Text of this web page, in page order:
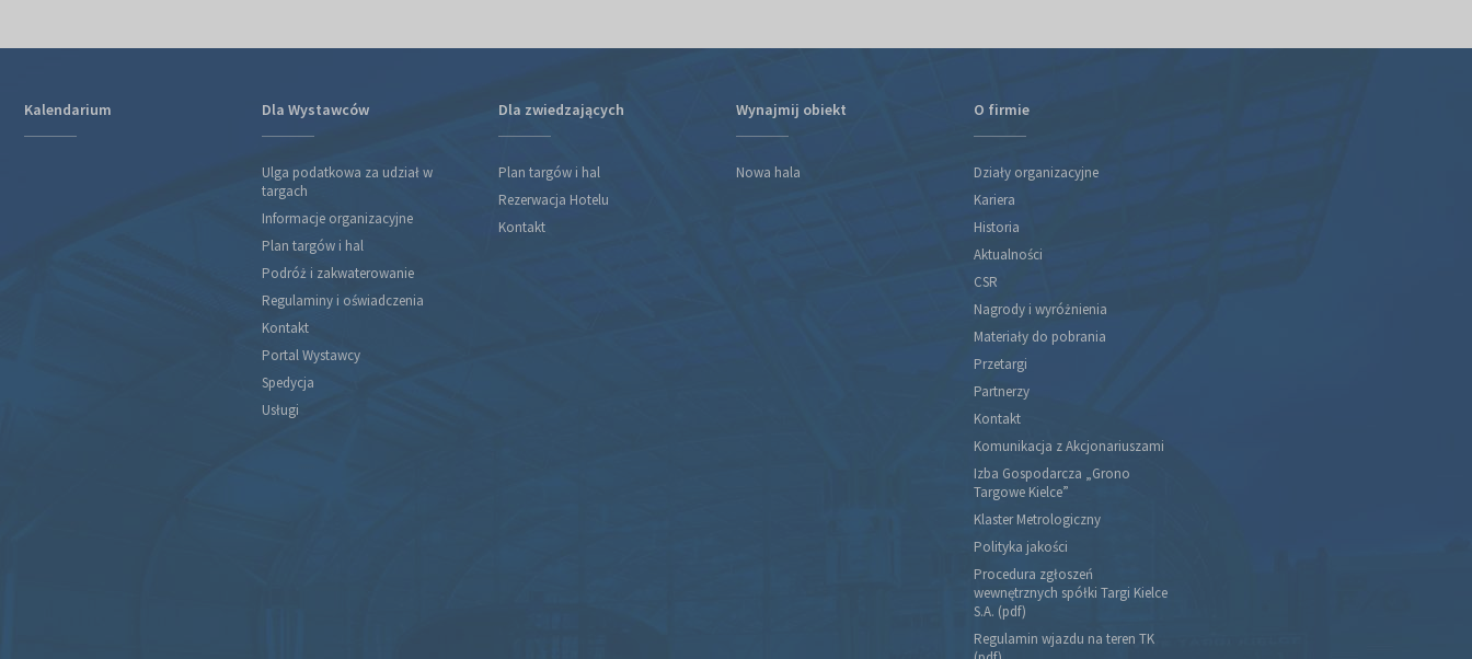
Kalendarium Dla Wystawców
Ulga podatkowa za udział w
targach
Informacje organizacyjne
Plan targów i hal
Podróż i zakwaterowanie
Regulaminy i oświadczenia
Kontakt
Portal Wystawcy
Spedycja
Usługi
Dla zwiedzających
Plan targów i hal
Rezerwacja Hotelu
Kontakt
Wynajmij obiekt
Nowa hala
O firmie
Działy organizacyjne
Kariera
Historia
Aktualności
CSR
Nagrody i wyróżnienia
Materiały do pobrania
Przetargi
Partnerzy
Kontakt
Komunikacja z Akcjonariuszami
Izba Gospodarcza „Grono
Targowe Kielce”
Klaster Metrologiczny
Polityka jakości
Procedura zgłoszeń
wewnętrznych spółki Targi Kielce
S.A. (pdf)
Regulamin wjazdu na teren TK